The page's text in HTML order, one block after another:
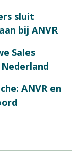
sluit
bij ANVR
Sales
ANVR en